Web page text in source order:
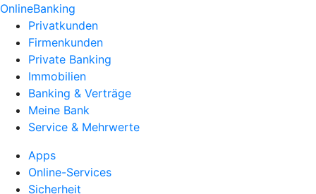
OnlineBanking
Privatkunden
Firmenkunden
Private Banking
Immobilien
Banking & Verträge
Meine Bank
Service & Mehrwerte
Apps
Online-Services
Sicherheit